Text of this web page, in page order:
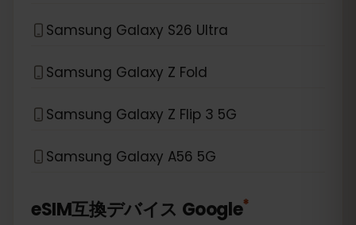
Samsung Galaxy S26 Ultra
Samsung Galaxy Z Fold
Samsung Galaxy Z Flip 3 5G
Samsung Galaxy A56 5G
eSIM互換デバイス Google*